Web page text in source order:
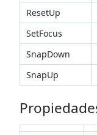
ResetUp
SetFocus
SnapDown
SnapUp